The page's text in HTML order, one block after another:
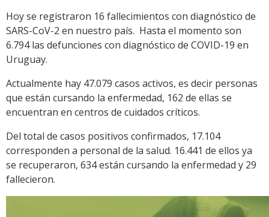
Hoy se registraron 16 fallecimientos con diagnóstico de
SARS-CoV-2 en nuestro país. Hasta el momento son
6.794 las defunciones con diagnóstico de COVID-19 en
Uruguay.
Actualmente hay 47.079 casos activos, es decir personas
que están cursando la enfermedad, 162 de ellas se
encuentran en centros de cuidados críticos.
Del total de casos positivos confirmados, 17.104
corresponden a personal de la salud. 16.441 de ellos ya
se recuperaron, 634 están cursando la enfermedad y 29
fallecieron.